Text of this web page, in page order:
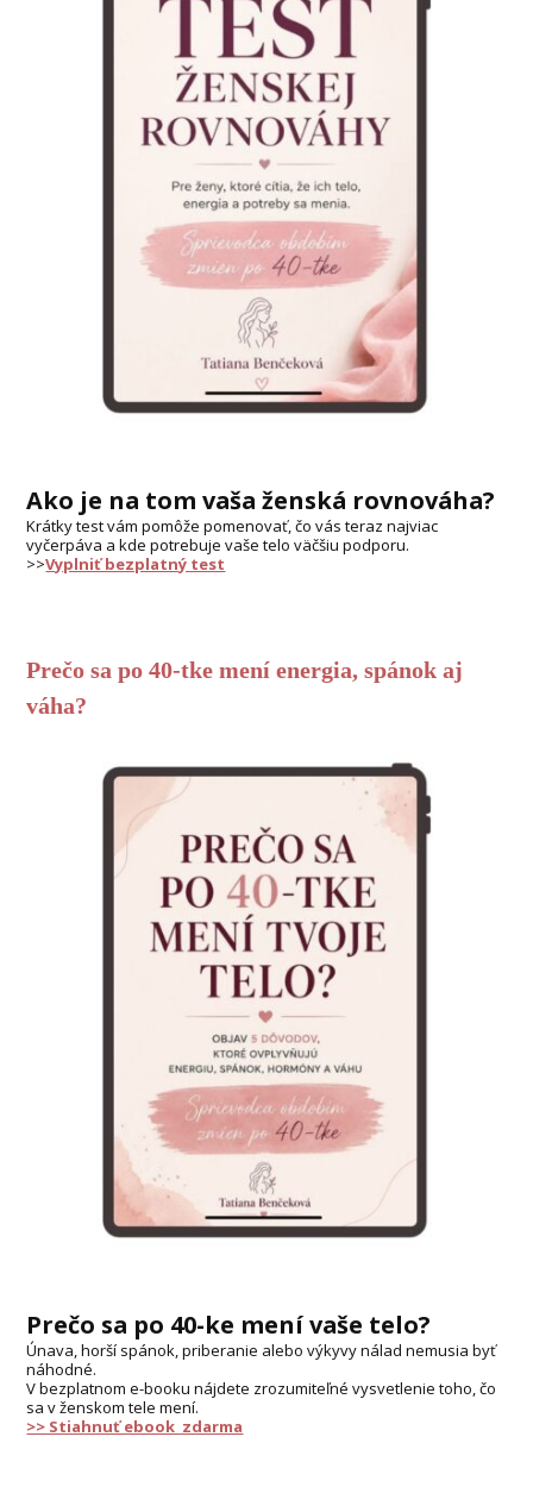
Ako je na tom vaša ženská rovnováha?
Krátky test vám pomôže pomenovať, čo vás teraz najviac
vyčerpáva a kde potrebuje vaše telo väčšiu podporu.
>>Vyplniť bezplatný test
Prečo sa po 40-tke mení energia, spánok aj
váha?
Prečo sa po 40-ke mení vaše telo?
Únava, horší spánok, priberanie alebo výkyvy nálad nemusia byť
náhodné.
V bezplatnom e-booku nájdete zrozumiteľné vysvetlenie toho, čo
sa v ženskom tele mení.
>> Stiahnuť ebook zdarma